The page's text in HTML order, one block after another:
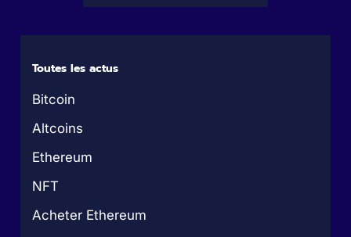
Toutes les actus
Bitcoin
Altcoins
Ethereum
NFT
Acheter Ethereum